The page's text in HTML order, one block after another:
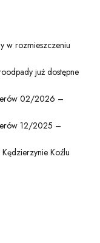
w rozmieszczeniu
już dostępne
02/2026 –
12/2025 –
Koźlu